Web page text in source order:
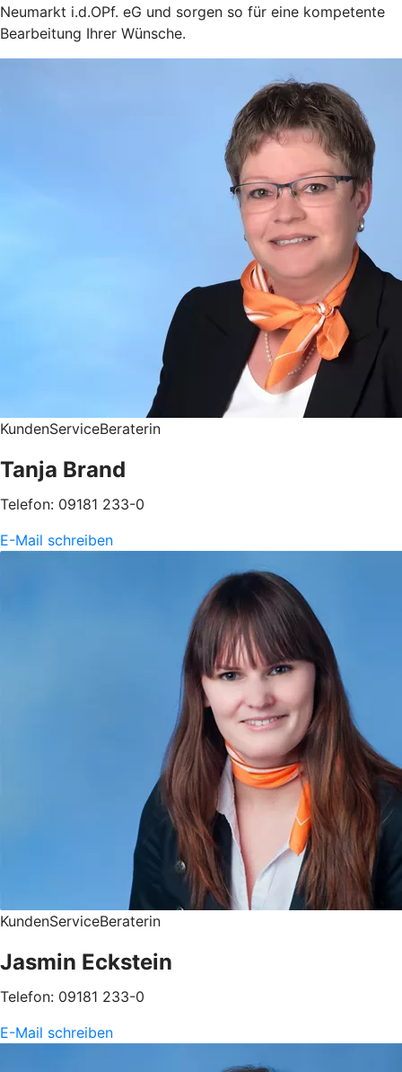
Neumarkt i.d.OPf. eG und sorgen so für eine kompetente
Bearbeitung Ihrer Wünsche.
KundenServiceBeraterin
Tanja Brand
Telefon: 09181 233-0
E-Mail schreiben
KundenServiceBeraterin
Jasmin Eckstein
Telefon: 09181 233-0
E-Mail schreiben